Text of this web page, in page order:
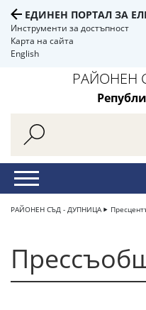
ЕДИНЕН ПОРТАЛ ЗА
Инструменти за достъпност
Карта на сайта
English
РАЙОНЕН
РАЙОНЕН СЪД - ДУПНИЦА